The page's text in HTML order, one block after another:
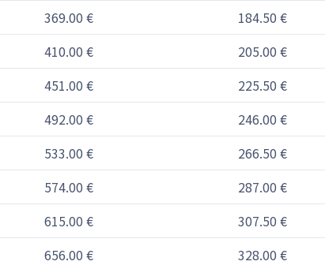
369.00 €
184.50 €
410.00 €
205.00 €
451.00 €
225.50 €
492.00 €
246.00 €
533.00 €
266.50 €
574.00 €
287.00 €
615.00 €
307.50 €
656.00 €
328.00 €